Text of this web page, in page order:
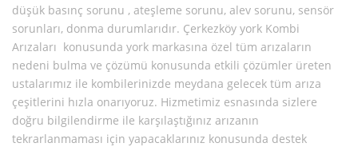
düşük basınç sorunu , ateşleme sorunu, alev sorunu, sensör
sorunları, donma durumlarıdır. Çerkezköy york Kombi
Arızaları konusunda york markasına özel tüm arızaların
nedeni bulma ve çözümü konusunda etkili çözümler üreten
ustalarımız ile kombilerinizde meydana gelecek tüm arıza
çeşitlerini hızla onarıyoruz. Hizmetimiz esnasında sizlere
doğru bilgilendirme ile karşılaştığınız arızanın
tekrarlanmaması için yapacaklarınız konusunda destek